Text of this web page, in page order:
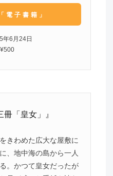
「電子書籍」
年6月24日
冊「皇女」』
きわめた広大な屋敷に
、地中海の島から一人
。かつて皇女だったが